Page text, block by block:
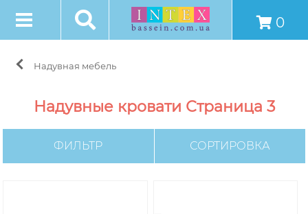
0
Надувная мебель
Надувные кровати Страница 3
ФИЛЬТР СОРТИРОВКА